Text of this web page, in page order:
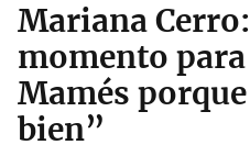
Mariana
momento
Mamés
bien”